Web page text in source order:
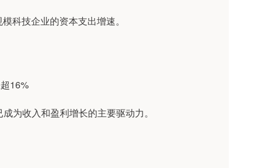
科技企业的资本支出增速。
16%
为收入和盈利增长的主要驱动力。